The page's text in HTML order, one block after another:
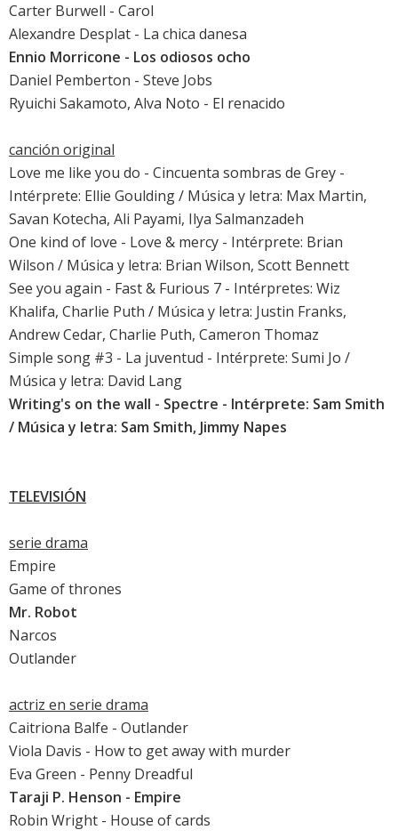
Carter Burwell - Carol
Alexandre Desplat - La chica danesa
Ennio Morricone - Los odiosos ocho
Daniel Pemberton - Steve Jobs
Ryuichi Sakamoto, Alva Noto - El renacido
canción original
Love me like you do - Cincuenta sombras de Grey -
Intérprete: Ellie Goulding/ Música y letra: Max Martin,
Savan Kotecha, Ali Payami, Ilya Salmanzadeh
One kind of love - Love & mercy - Intérprete: Brian
Wilson / Música y letra: Brian Wilson, Scott Bennett
See you again - Fast & Furious 7 - Intérpretes: Wiz
Khalifa, Charlie Puth / Música y letra: Justin Franks,
Andrew Cedar, Charlie Puth, Cameron Thomaz
Simple song #3 - La juventud - Intérprete: Sumi Jo /
Música y letra: David Lang
Writing's on the wall - Spectre - Intérprete: Sam Smith
/ Música y letra: Sam Smith, Jimmy Napes
TELEVISIÓN
serie drama
Empire
Game of thrones
Mr. Robot
Narcos
Outlander
actriz en serie drama
Caitriona Balfe - Outlander
Viola Davis - How to get away with murder
Eva Green - Penny Dreadful
Taraji P. Henson - Empire
Robin Wright - House of cards